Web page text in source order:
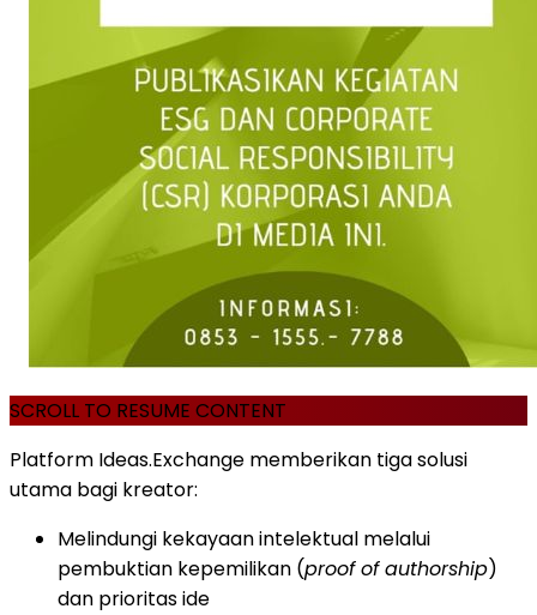
SCROLL TO RESUME CONTENT
Platform Ideas.Exchange memberikan tiga solusi
utama bagi kreator:
Melindungi kekayaan intelektual melalui
pembuktian kepemilikan (proof of authorship)
dan prioritas ide